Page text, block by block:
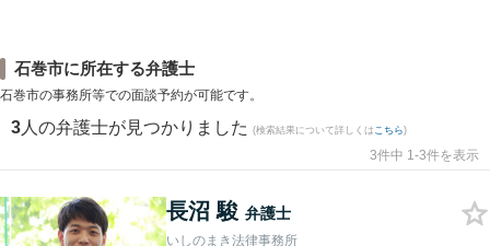
石巻市に所在する弁護士
石巻市の事務所等での面談予約が可能です。
3 人の弁護士が見つかりました (検索結果について詳しくは こちら)
3件中 1-3件を表示
長沼 駿 弁護士
いしのまき法律事務所